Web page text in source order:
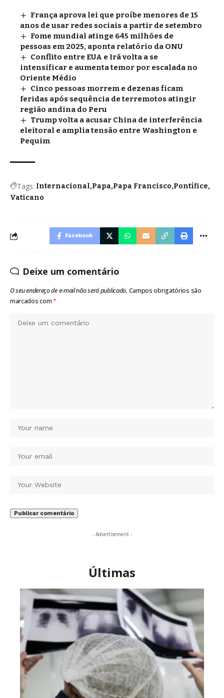
França aprova lei que proíbe menores de 15
anos de usar redes sociais a partir de setembro
Fome mundial atinge 645 milhões de
pessoas em 2025, aponta relatório da ONU
Conflito entre EUA e Irã volta a se
intensificar e aumenta temor por escalada no
Oriente Médio
Cinco pessoas morrem e dezenas ficam
feridas após sequência de terremotos atingir
região andina do Peru
Trump volta a acusar China de interferência
eleitoral e amplia tensão entre Washington e
Pequim
Tags: Internacional Papa Papa Francisco Pontífice
Vaticano
Facebook
Deixe um comentário
O seu endereço de e-mail não será publicado. Campos obrigatórios são
marcados com*
- Advertisement -
Últimas